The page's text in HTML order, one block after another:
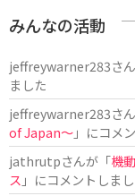
みんなの活動
jeffreywarner283さ
ました
jeffreywarner283さ
of Japan〜」にコメ
jathrutpさんが「機
ス 」にコメントしま